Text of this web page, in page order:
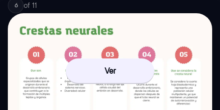
6 of 11
Ver